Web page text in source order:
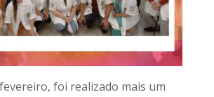
foi realizado mais um